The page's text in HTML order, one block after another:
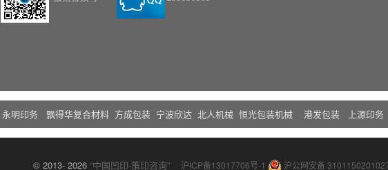
永明印务 飘得华复合材料 方成包装 宁波欣达 北人机械 恒光包装机械 港发包装 上源印务
© 2013- 2026 “中国凹印-策印咨询” 沪ICP备13017706号-1 沪公网安备